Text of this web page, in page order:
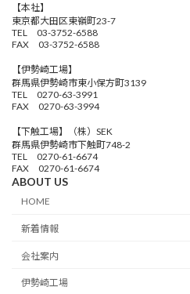
【本社】
東京都大田区東嶺町23-7
TEL 03-3752-6588
FAX 03-3752-6588
【伊勢崎工場】
群馬県伊勢崎市東小保方町3139
TEL 0270-63-3991
FAX 0270-63-3994
【下触工場】（株）SEK
群馬県伊勢崎市下触町748-2
TEL 0270-61-6674
FAX 0270-61-6674
ABOUT US
HOME
新着情報
会社案内
伊勢崎工場